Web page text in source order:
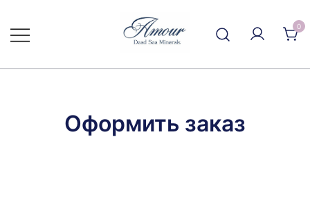
naar
de
0
Оформить заказ